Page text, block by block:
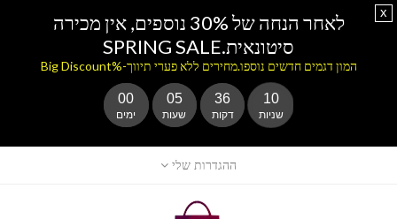
ההגדרות שלי
לאחר הנחה של 30% נוספים, אין מכירה
סיטונאית.SPRING SALE
המון דגמים חדשים נוספו.מחירים ללא פערי תיווך-%Big Discount
00
ימים
05
שעות
36
דקות
10
שניות
x